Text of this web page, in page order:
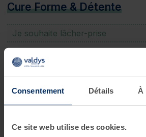
Consentement Détails À
Ce site web utilise des cookies.
Cure Forme & Détente
Je souhaite lâcher-prise
6 jours • 24 soins
prendre soin de soi, se reposer et
Programme des soins